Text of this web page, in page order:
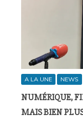
A LA UNE NEWS
NUMÉRIQUE,
MAIS BIEN